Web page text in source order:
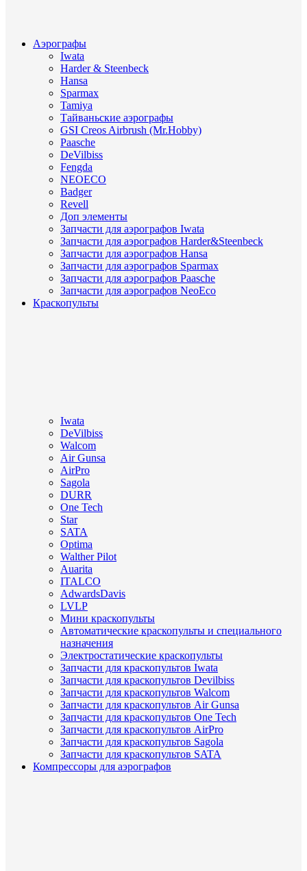
Аэрографы
Iwata
Harder & Steenbeck
Hansa
Sparmax
Tamiya
Тайваньские аэрографы
GSI Creos Airbrush (Mr.Hobby)
Paasche
DeVilbiss
Fengda
NEOECO
Badger
Revell
Доп элементы
Запчасти для аэрографов Iwata
Запчасти для аэрографов Harder&Steenbeck
Запчасти для аэрографов Hansa
Запчасти для аэрографов Sparmax
Запчасти для аэрографов Paasche
Запчасти для аэрографов NeoEco
Краскопульты
Iwata
DeVilbiss
Walcom
Air Gunsa
AirPro
Sagola
DURR
One Tech
Star
SATA
Optima
Walther Pilot
Auarita
ITALCO
AdwardsDavis
LVLP
Мини краскопульты
Автоматические краскопульты и специального
назначения
Электростатические краскопульты
Запчасти для краскопультов Iwata
Запчасти для краскопультов Devilbiss
Запчасти для краскопультов Walcom
Запчасти для краскопультов Air Gunsa
Запчасти для краскопультов One Tech
Запчасти для краскопультов AirPro
Запчасти для краскопультов Sagola
Запчасти для краскопультов SATA
Компрессоры для аэрографов